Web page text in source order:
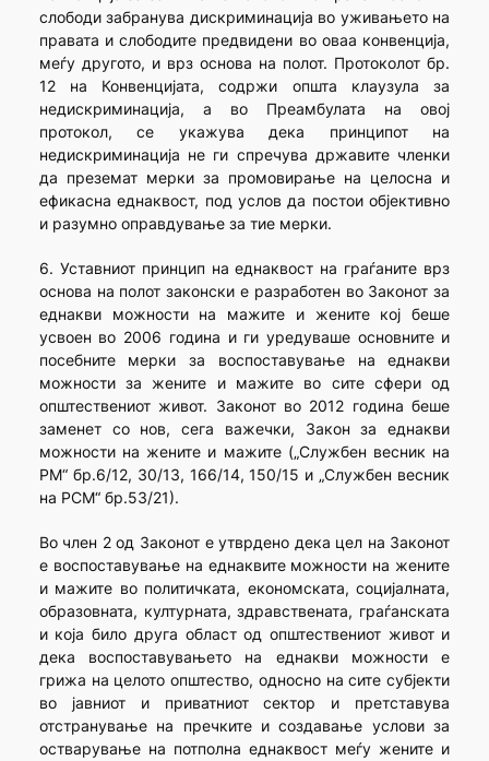
слободи забранува дискриминација во уживањето на
правата и слободите предвидени во оваа конвенција,
меѓу другото, и врз основа на полот. Протоколот бр.
12 на Конвенцијата, содржи општа клаузула за
недискриминација, а во Преамбулата на овој
протокол, се укажува дека принципот на
недискриминација не ги спречува државите членки
да преземат мерки за промовирање на целосна и
ефикасна еднаквост, под услов да постои објективно
и разумно оправдување за тие мерки.
6. Уставниот принцип на еднаквост на граѓаните врз
основа на полот законски е разработен во Законот за
еднакви можности на мажите и жените кој беше
усвоен во 2006 година и ги уредуваше основните и
посебните мерки за воспоставување на еднакви
можности за жените и мажите во сите сфери од
општествениот живот. Законот во 2012 година беше
заменет со нов, сега важечки, Закон за еднакви
можности на жените и мажите („Службен весник на
РМ“ бр.6/12, 30/13, 166/14, 150/15 и „Службен весник
на РСМ“ бр.53/21).
Во член 2 од Законот е утврдено дека цел на Законот
е воспоставување на еднаквите можности на жените
и мажите во политичката, економската, социјалната,
образовната, културната, здравствената, граѓанската
и која било друга област од општествениот живот и
дека воспоставувањето на еднакви можности е
грижа на целото општество, односно на сите субјекти
во јавниот и приватниот сектор и претставува
отстранување на пречките и создавање услови за
остварување на потполна еднаквост меѓу жените и